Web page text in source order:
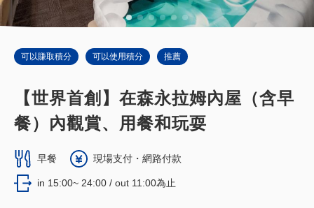
可以賺取積分 可以使用積分 推薦
【世界首創】在森永拉姆內屋（含早
餐）內觀賞、用餐和玩耍
早餐 現場支付・網路付款
in 15:00~ 24:00 / out 11:00為止